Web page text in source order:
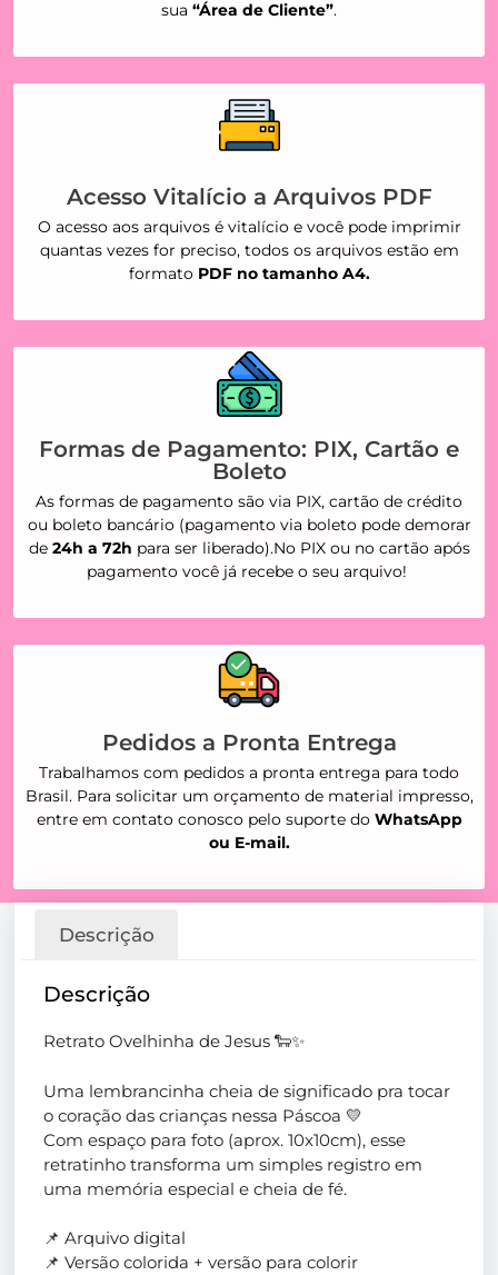
sua “Área de Cliente”.
Acesso Vitalício a Arquivos PDF
O acesso aos arquivos é vitalício e você pode imprimir
quantas vezes for preciso, todos os arquivos estão em
formato PDF no tamanho A4.
Formas de Pagamento: PIX, Cartão e
Boleto
As formas de pagamento são via PIX, cartão de crédito
ou boleto bancário (pagamento via boleto pode demorar
de 24h a 72h para ser liberado).No PIX ou no cartão após
pagamento você já recebe o seu arquivo!
Pedidos a Pronta Entrega
Trabalhamos com pedidos a pronta entrega para todo
Brasil. Para solicitar um orçamento de material impresso,
entre em contato conosco pelo suporte do WhatsApp
ou E-mail.
Descrição
Descrição
Retrato Ovelhinha de Jesus 🐑✨
Uma lembrancinha cheia de significado pra tocar
o coração das crianças nessa Páscoa 💛
Com espaço para foto (aprox. 10x10cm), esse
retratinho transforma um simples registro em
uma memória especial e cheia de fé.
📌 Arquivo digital
📌 Versão colorida + versão para colorir